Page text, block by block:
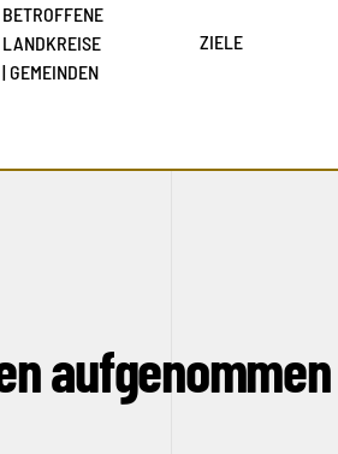
BETROFFENE
LANDKREISE
| GEMEINDEN
ZIELE
aufgenommen